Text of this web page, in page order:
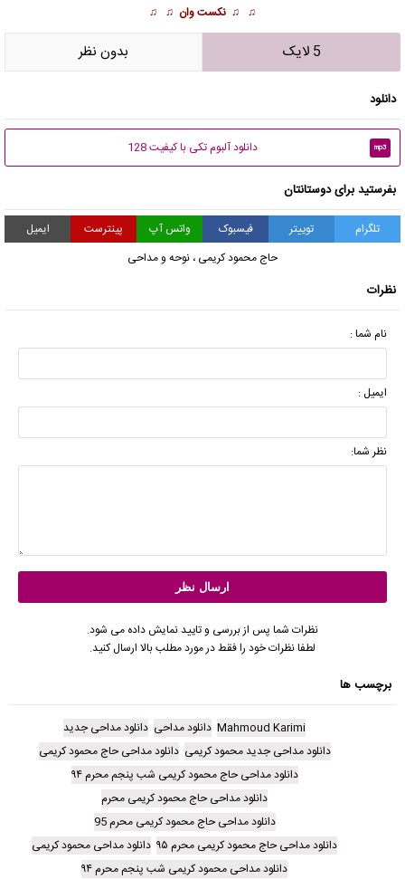
♫ ♫ نکست وان ♫ ♫
5 لایک بدون نظر
دانلود
mp3 دانلود آلبوم تکی با کیفیت 128
بفرستید برای دوستانتان
تلگرام توییتر فیسبوک واتس آپ پینترست
ایمیل
حاج محمود کریمی ، نوحه و مداحی
نظرات
نام شما :
ایمیل :
نظر شما:
نظرات شما پس از بررسی و تایید نمایش داده می شود.
لطفا نظرات خود را فقط در مورد مطلب بالا ارسال کنید.
برچسب ها
Mahmoud Karimi دانلود مداحی دانلود مداحی جدید
دانلود مداحی جدید محمود کریمی دانلود مداحی حاج محمود کریمی
دانلود مداحی حاج محمود کریمی شب پنجم محرم ۹۴
دانلود مداحی حاج محمود کریمی محرم
دانلود مداحی حاج محمود کریمی محرم 95
دانلود مداحی حاج محمود کریمی محرم ۹۵
دانلود مداحی محمود کریمی
دانلود مداحی محمود کریمی شب پنجم محرم ۹۴